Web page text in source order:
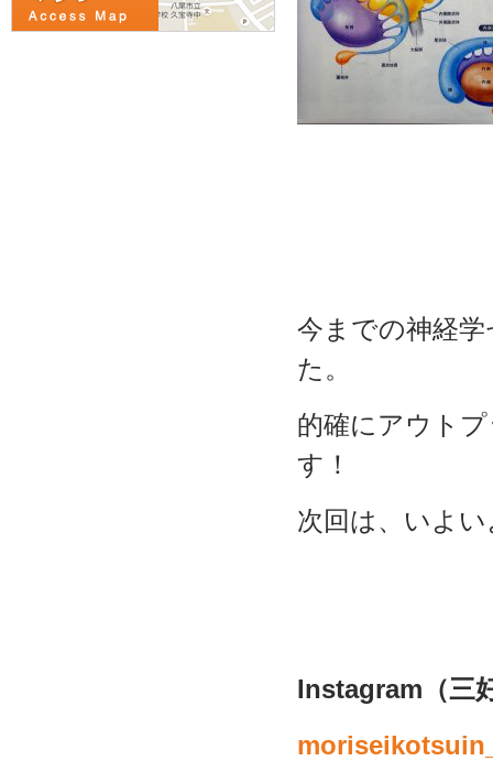
今までの神経
た。
的確にアウト
す！
次回は、いよ
Instagram （三